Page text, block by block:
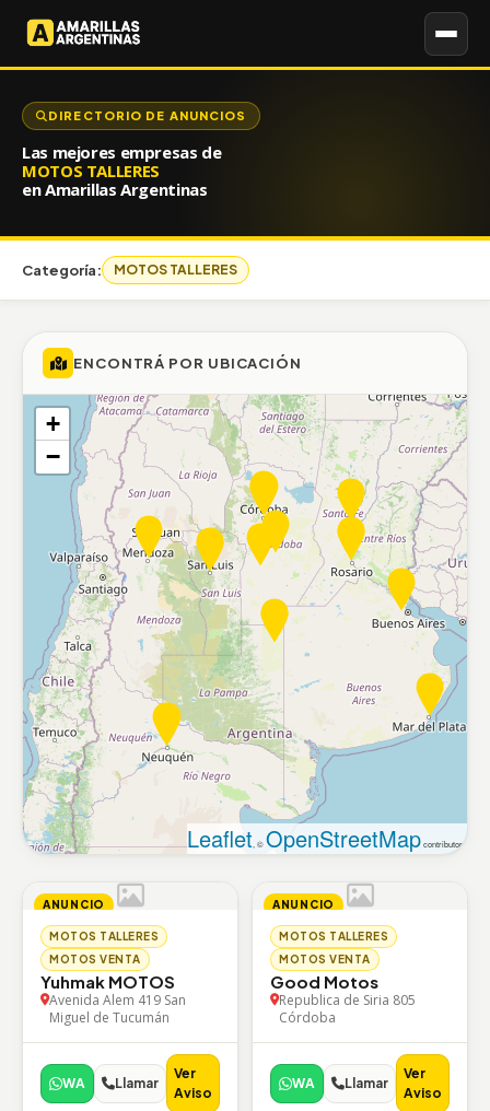
DIRECTORIO DE ANUNCIOS
Las mejores empresas de
MOTOS TALLERES
en Amarillas Argentinas
Categoría: MOTOS TALLERES
ENCONTRÁ POR UBICACIÓN
+
−
Leaflet , ©OpenStreetMapcontributors
ANUNCIO
MOTOS TALLERES
MOTOS VENTA
Yuhmak MOTOS
Avenida Alem 419 San
Miguel de Tucumán
WA Llamar
Ver
Aviso
ANUNCIO
MOTOS TALLERES
MOTOS VENTA
Good Motos
Republica de Siria 805
Córdoba
WA Llamar
Ver
Aviso